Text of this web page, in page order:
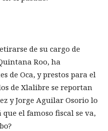
de su cargo de
Roo, ha
de Oca, y prestos para el
de Xlalibre se reportan
y Jorge Aguilar Osorio lo
el famoso fiscal se va,